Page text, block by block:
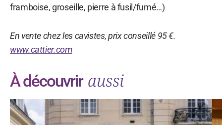
framboise, groseille, pierre à fusil/fumé…)
En vente chez les cavistes, prix conseillé 95 €.
www.cattier.com
À découvrir aussi